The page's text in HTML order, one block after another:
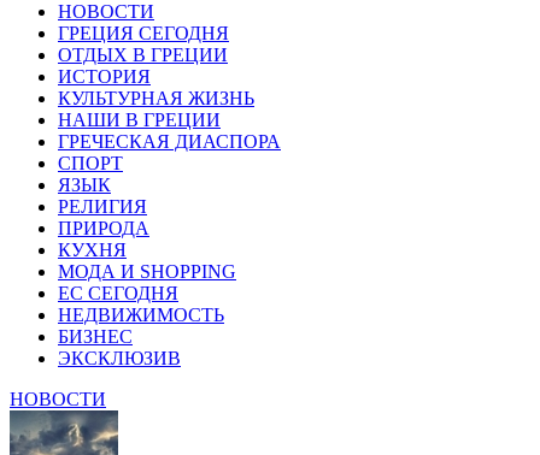
НОВОСТИ
ГРЕЦИЯ СЕГОДНЯ
ОТДЫХ В ГРЕЦИИ
ИСТОРИЯ
КУЛЬТУРНАЯ ЖИЗНЬ
НАШИ В ГРЕЦИИ
ГРЕЧЕСКАЯ ДИАСПОРА
СПОРТ
ЯЗЫК
РЕЛИГИЯ
ПРИРОДА
КУХНЯ
МОДА И SHOPPING
ЕС СЕГОДНЯ
НЕДВИЖИМОСТЬ
БИЗНЕС
ЭКСКЛЮЗИВ
НОВОСТИ